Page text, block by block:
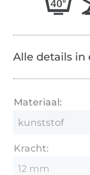
Alle details in
Materiaal:
kunststof
Kracht:
12 mm